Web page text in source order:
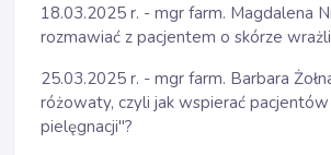
18.03.2025 r. - mgr farm. Magdalena
rozmawiać z pacjentem o skórze
25.03.2025 r. - mgr farm. Barbara
różowaty, czyli jak wspierać
pielęgnacji"?